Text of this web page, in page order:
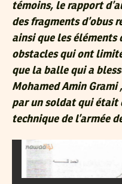
témoins, le rapport
des fragments d’obus
ainsi que les éléments
obstacles qui ont
que la balle qui a
Mohamed Amin
par un soldat qui était
technique de l’armée